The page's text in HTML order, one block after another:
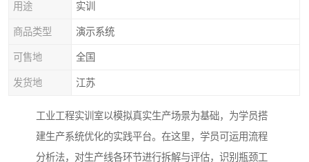
用途 实训
商品类型 演示系统
可售地 全国
发货地 江苏
工业工程实训室以模拟真实生产场景为基础，为学员搭
建生产系统优化的实践平台。在这里，学员可运用流程
分析法，对生产线各环节进行拆解与评估，识别瓶颈工